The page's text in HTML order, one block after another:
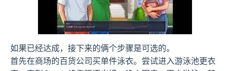
如果已经达成，接下来的俩个步骤是可选的。
首先在商场的百货公司买单件泳衣。尝试进入游泳池更衣